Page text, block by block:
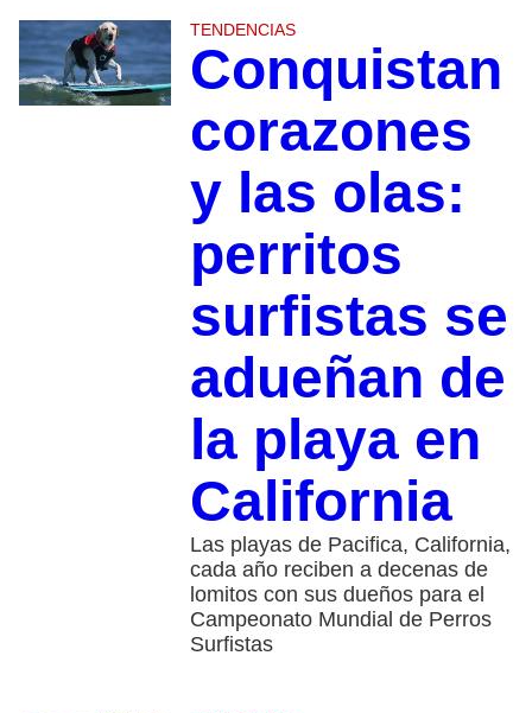
TENDENCIAS
Conquistan
corazones
y las olas:
perritos
surfistas se
adueñan de
la playa en
California
Las playas de Pacifica, California,
cada año reciben a decenas de
lomitos con sus dueños para el
Campeonato Mundial de Perros
Surfistas